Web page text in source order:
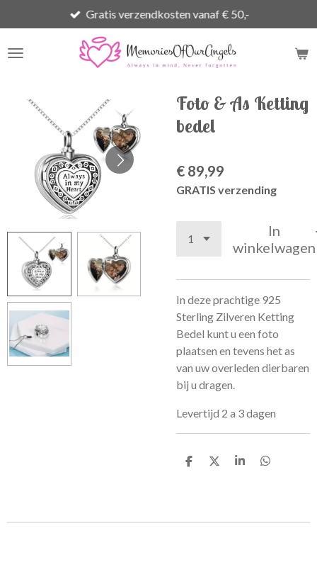
direct
naar
Gratis verzendkosten vanaf € 50,-
Foto & As Ketting
bedel
€ 89,99
GRATIS verzending
In
winkelwagen
In deze prachtige 925
Sterling Zilveren Ketting
Bedel kunt u een foto
plaatsen en tevens het as
van uw overleden dierbaren
bij u dragen.
Levertijd 2 a 3 dagen
D
D
S
D